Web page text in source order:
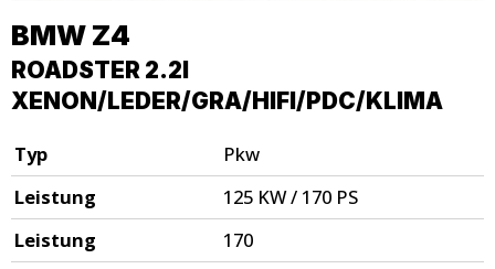
BMW Z4
ROADSTER 2.2I
XENON/LEDER/GRA/HIFI/PDC/KLIMA
Typ
Pkw
Leistung
125 KW / 170 PS
Leistung
170